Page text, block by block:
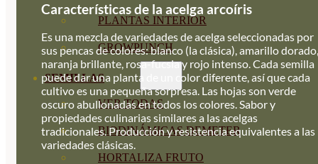
PLANTAS INTERIOR
GROWPUNCH
SEMILLAS
VER TODAS
BIODINÁMICAS DEMETER
HORTALIZA FRUTO
Características de la acelga arcoíris
Es una mezcla de variedades de acelga seleccionadas por
sus pencas de colores: blanco (la clásica), amarillo dorado,
naranja brillante, rosa-fucsia y rojo intenso. Cada semilla
puede dar una planta de un color diferente, así que cada
cultivo es una pequeña sorpresa. Las hojas son verde
oscuro abullonadas en todos los colores. Sabor y
propiedades culinarias similares a las acelgas
tradicionales. Producción y resistencia equivalentes a las
variedades clásicas.